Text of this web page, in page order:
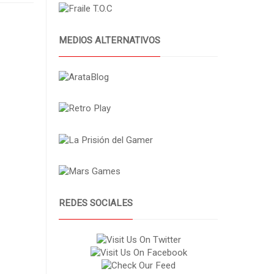
MEDIOS ALTERNATIVOS
REDES SOCIALES